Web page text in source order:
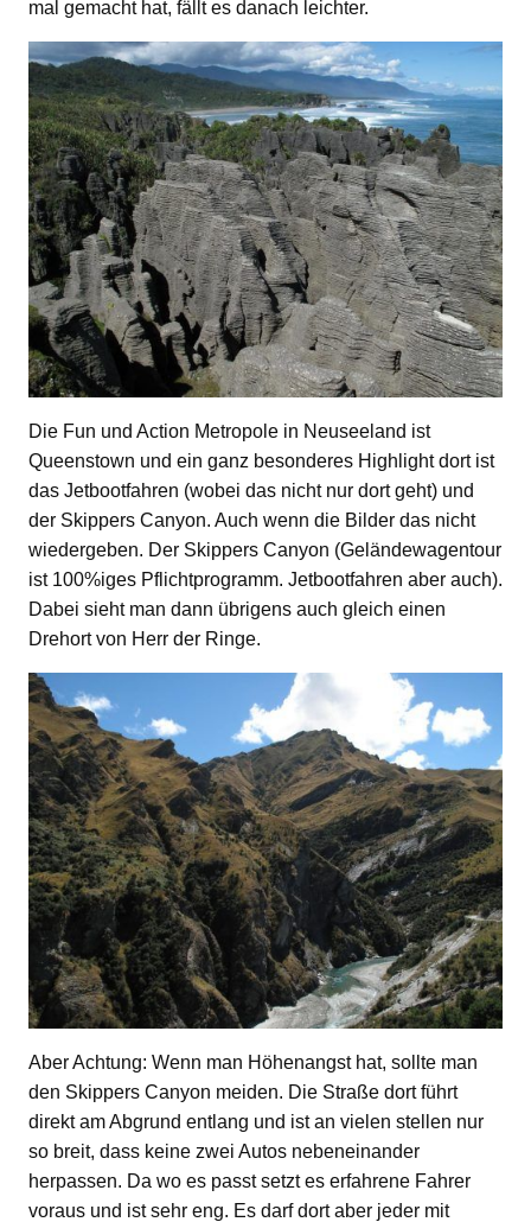
mal gemacht hat, fällt es danach leichter.
Die Fun und Action Metropole in Neuseeland ist
Queenstown und ein ganz besonderes Highlight dort ist
das Jetbootfahren (wobei das nicht nur dort geht) und
der Skippers Canyon. Auch wenn die Bilder das nicht
wiedergeben. Der Skippers Canyon (Geländewagentour
ist 100%iges Pflichtprogramm. Jetbootfahren aber auch).
Dabei sieht man dann übrigens auch gleich einen
Drehort von Herr der Ringe.
Aber Achtung: Wenn man Höhenangst hat, sollte man
den Skippers Canyon meiden. Die Straße dort führt
direkt am Abgrund entlang und ist an vielen stellen nur
so breit, dass keine zwei Autos nebeneinander
herpassen. Da wo es passt setzt es erfahrene Fahrer
voraus und ist sehr eng. Es darf dort aber jeder mit